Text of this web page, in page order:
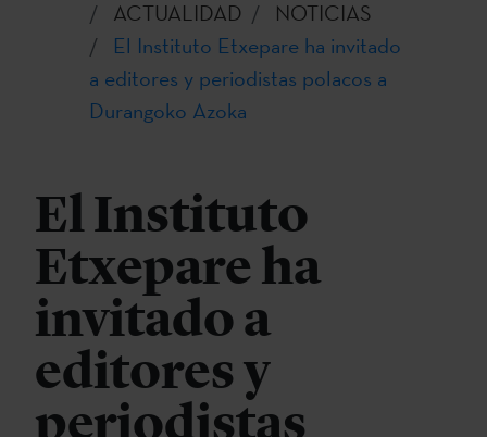
ACTUALIDAD
NOTICIAS
El Instituto Etxepare ha invitado
a editores y periodistas polacos a
Durangoko Azoka
El Instituto
Etxepare ha
invitado a
editores y
periodistas